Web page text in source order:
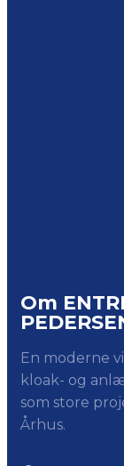
Om
En moderne
kloak- og
som store
Århus.